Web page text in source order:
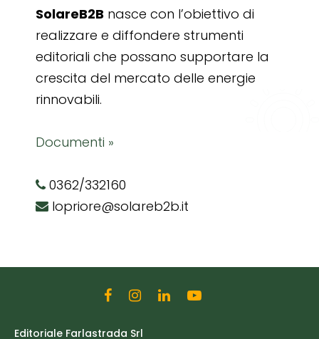
SolareB2B nasce con l’obiettivo di
realizzare e diffondere strumenti
editoriali che possano supportare la
crescita del mercato delle energie
rinnovabili.
Documenti »
0362/332160
lopriore@solareb2b.it
Editoriale Farlastrada Srl